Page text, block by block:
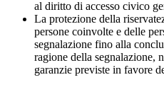
al diritto di accesso civico
La protezione della
persone coinvolte e delle
segnalazione fino alla
ragione della segnalazione,
garanzie previste in favore